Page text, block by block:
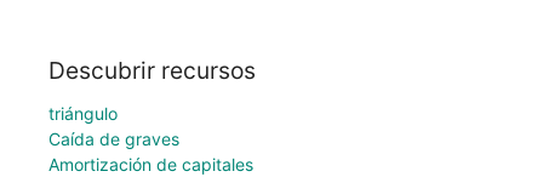
Descubrir recursos
triángulo
Caída de graves
Amortización de capitales